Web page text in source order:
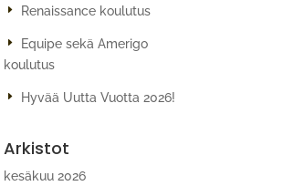
Renaissance koulutus
Equipe sekä Amerigo
koulutus
Hyvää Uutta Vuotta 2026!
Arkistot
kesäkuu 2026